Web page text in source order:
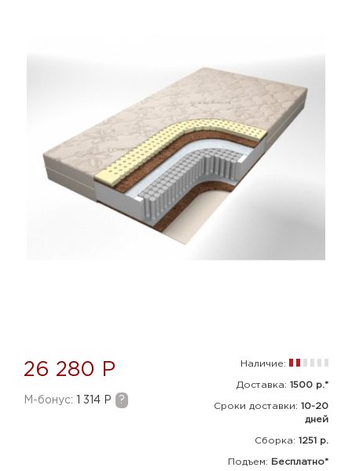
26 280 Р
M-бонус: 1 314 Р ?
Наличие:
Доставка: 1500 р.*
Сроки доставки: 10-20
дней
Сборка: 1251 р.
Подъем: Бесплатно*